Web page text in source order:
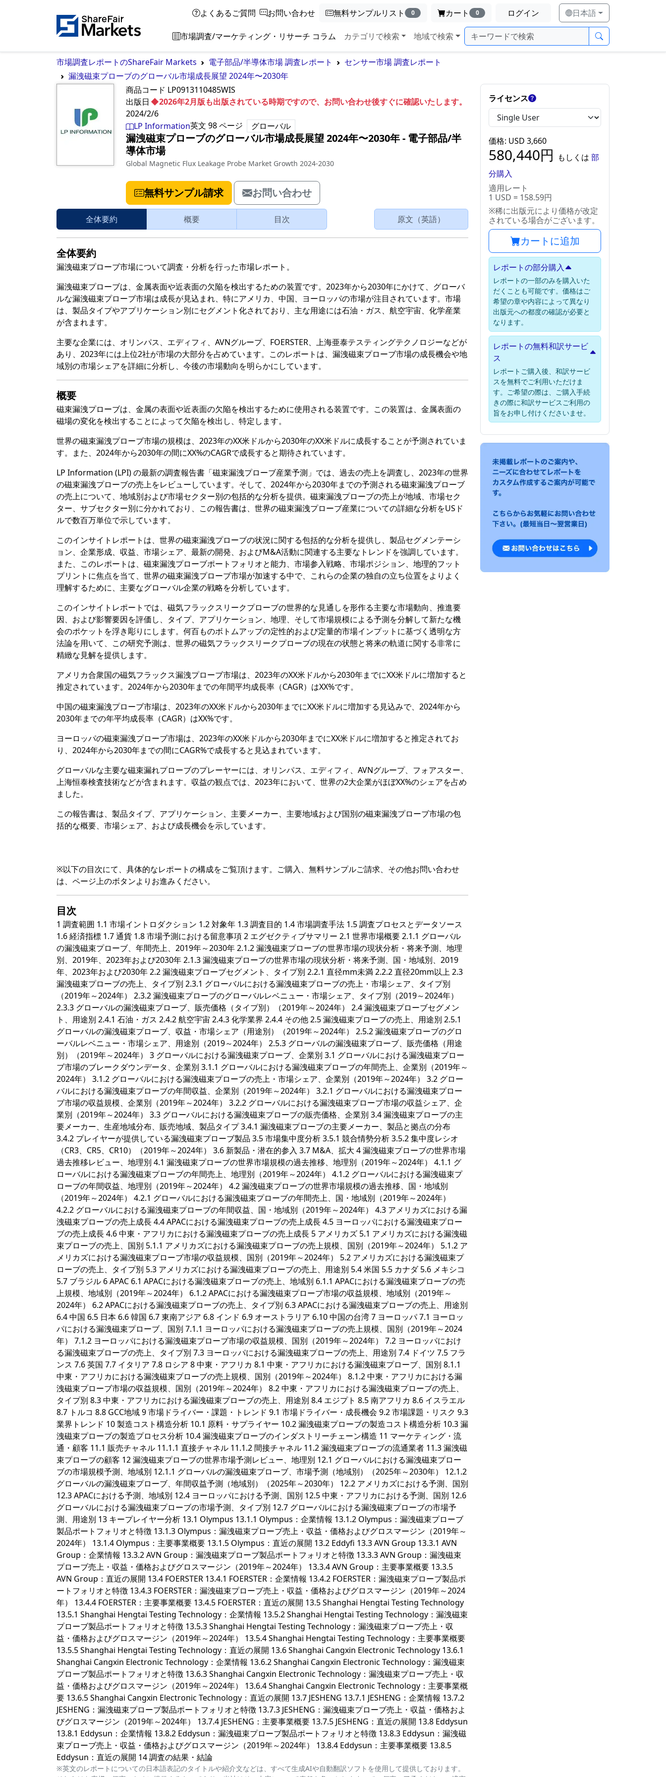
よくあるご質問 お問い合わせ 無料サンプルリスト 0 カート 0 ログイン 日本語
市場調査/マーケティング・リサーチ コラム カテゴリで検索 地域で検索
市場調査レポートのShareFair Markets 電子部品/半導体市場 調査レポート
センサー市場 調査レポート
漏洩磁束プローブのグローバル市場成長展望 2024年〜2030年
商品コード LP0913110485WIS
◆2026年2月版も出版されている時期ですので、お問い合わせ後すぐに確認いたします。
出版日
2024/2/6
LP Information英文 98ページ グローバル
漏洩磁束プローブのグローバル市場成長展望 2024年〜2030年‐ 電子部品/半
導体市場
Global Magnetic Flux Leakage Probe Market Growth 2024-2030
無料サンプル請求 お問い合わせ
全体要約 概要 目次 原文（英語）
全体要約
漏洩磁束プローブ市場について調査・分析を行った市場レポート。
漏洩磁束プローブは、金属表面や近表面の欠陥を検出するための装置です。2023年から2030年にかけて、グローバ
ルな漏洩磁束プローブ市場は成長が見込まれ、特にアメリカ、中国、ヨーロッパの市場が注目されています。市場
は、製品タイプやアプリケーション別にセグメント化されており、主な用途には石油・ガス、航空宇宙、化学産業
が含まれます。
主要な企業には、オリンパス、エディフィ、AVNグループ、FOERSTER、上海亜泰テスティングテクノロジーなどが
あり、2023年には上位2社が市場の大部分を占めています。このレポートは、漏洩磁束プローブ市場の成長機会や地
域別の市場シェアを詳細に分析し、今後の市場動向を明らかにしています。
概要
磁束漏洩プローブは、金属の表面や近表面の欠陥を検出するために使用される装置です。この装置は、金属表面の
磁場の変化を検出することによって欠陥を検出し、特定します。
世界の磁束漏洩プローブ市場の規模は、2023年のXX米ドルから2030年のXX米ドルに成長することが予測されていま
す。また、2024年から2030年の間にXX%のCAGRで成長すると期待されています。
LP Information (LPI) の最新の調査報告書「磁束漏洩プローブ産業予測」では、過去の売上を調査し、2023年の世界
の磁束漏洩プローブの売上をレビューしています。そして、2024年から2030年までの予測される磁束漏洩プローブ
の売上について、地域別および市場セクター別の包括的な分析を提供。磁束漏洩プローブの売上が地域、市場セク
ター、サブセクター別に分かれており、この報告書は、世界の磁束漏洩プローブ産業についての詳細な分析をUSド
ルで数百万単位で示しています。
このインサイトレポートは、世界の磁束漏洩プローブの状況に関する包括的な分析を提供し、製品セグメンテーシ
ョン、企業形成、収益、市場シェア、最新の開発、およびM&A活動に関連する主要なトレンドを強調しています。
また、このレポートは、磁束漏洩プローブポートフォリオと能力、市場参入戦略、市場ポジション、地理的フット
プリントに焦点を当て、世界の磁束漏洩プローブ市場が加速する中で、これらの企業の独自の立ち位置をよりよく
理解するために、主要なグローバル企業の戦略を分析しています。
このインサイトレポートでは、磁気フラックスリークプローブの世界的な見通しを形作る主要な市場動向、推進要
因、および影響要因を評価し、タイプ、アプリケーション、地理、そして市場規模による予測を分解して新たな機
会のポケットを浮き彫りにします。何百ものボトムアップの定性的および定量的市場インプットに基づく透明な方
法論を用いて、この研究予測は、世界の磁気フラックスリークプローブの現在の状態と将来の軌道に関する非常に
精緻な見解を提供します。
アメリカ合衆国の磁気フラックス漏洩プローブ市場は、2023年のXX米ドルから2030年までにXX米ドルに増加すると
推定されています。2024年から2030年までの年間平均成長率（CAGR）はXX%です。
中国の磁束漏洩プローブ市場は、2023年のXX米ドルから2030年までにXX米ドルに増加する見込みで、2024年から
2030年までの年平均成長率（CAGR）はXX%です。
ヨーロッパの磁束漏洩プローブ市場は、2023年のXX米ドルから2030年までにXX米ドルに増加すると推定されてお
り、2024年から2030年までの間にCAGR%で成長すると見込まれています。
グローバルな主要な磁束漏れプローブのプレーヤーには、オリンパス、エディフィ、AVNグループ、フォアスター、
上海恒泰検査技術などが含まれます。収益の観点では、2023年において、世界の2大企業がほぼXX%のシェアを占め
ました。
この報告書は、製品タイプ、アプリケーション、主要メーカー、主要地域および国別の磁束漏洩プローブ市場の包
括的な概要、市場シェア、および成長機会を示しています。
※以下の目次にて、具体的なレポートの構成をご覧頂けます。ご購入、無料サンプルご請求、その他お問い合わせ
は、ページ上のボタンよりお進みください。
目次
1 調査範囲 1.1 市場イントロダクション 1.2 対象年 1.3 調査目的 1.4 市場調査手法 1.5 調査プロセスとデータソース
1.6 経済指標 1.7 通貨 1.8 市場予測における留意事項 2 エグゼクティブサマリー 2.1 世界市場概要 2.1.1 グローバル
の漏洩磁束プローブ、年間売上、2019年～2030年 2.1.2 漏洩磁束プローブの世界市場の現状分析・将来予測、地理
別、2019年、2023年および2030年 2.1.3 漏洩磁束プローブの世界市場の現状分析・将来予測、国・地域別、2019
年、2023年および2030年 2.2 漏洩磁束プローブセグメント、タイプ別 2.2.1 直径mm未満 2.2.2 直径20mm以上 2.3
漏洩磁束プローブの売上、タイプ別 2.3.1 グローバルにおける漏洩磁束プローブの売上・市場シェア、タイプ別
（2019年～2024年） 2.3.2 漏洩磁束プローブのグローバルレベニュー・市場シェア、タイプ別（2019～2024年）
2.3.3 グローバルの漏洩磁束プローブ、販売価格（タイプ別）（2019年～2024年） 2.4 漏洩磁束プローブセグメン
ト、用途別 2.4.1 石油・ガス 2.4.2 航空宇宙 2.4.3 化学業界 2.4.4 その他 2.5 漏洩磁束プローブの売上、用途別 2.5.1
グローバルの漏洩磁束プローブ、収益・市場シェア（用途別）（2019年～2024年） 2.5.2 漏洩磁束プローブのグロ
ーバルレベニュー・市場シェア、用途別（2019～2024年） 2.5.3 グローバルの漏洩磁束プローブ、販売価格（用途
別）（2019年～2024年） 3 グローバルにおける漏洩磁束プローブ、企業別 3.1 グローバルにおける漏洩磁束プロー
ブ市場のブレークダウンデータ、企業別 3.1.1 グローバルにおける漏洩磁束プローブの年間売上、企業別（2019年～
2024年） 3.1.2 グローバルにおける漏洩磁束プローブの売上・市場シェア、企業別（2019年～2024年） 3.2 グロー
バルにおける漏洩磁束プローブの年間収益、企業別（2019年～2024年） 3.2.1 グローバルにおける漏洩磁束プロー
ブ市場の収益規模、企業別（2019年～2024年） 3.2.2 グローバルにおける漏洩磁束プローブ市場の収益シェア、企
業別（2019年～2024年） 3.3 グローバルにおける漏洩磁束プローブの販売価格、企業別 3.4 漏洩磁束プローブの主
要メーカー、生産地域分布、販売地域、製品タイプ 3.4.1 漏洩磁束プローブの主要メーカー、製品と拠点の分布
3.4.2 プレイヤーが提供している漏洩磁束プローブ製品 3.5 市場集中度分析 3.5.1 競合情勢分析 3.5.2 集中度レシオ
（CR3、CR5、CR10）（2019年～2024年） 3.6 新製品・潜在的参入 3.7 M&A、拡大 4 漏洩磁束プローブの世界市場
過去推移レビュー、地理別 4.1 漏洩磁束プローブの世界市場規模の過去推移、地理別（2019年～2024年） 4.1.1 グ
ローバルにおける漏洩磁束プローブの年間売上、地理別（2019年～2024年） 4.1.2 グローバルにおける漏洩磁束プ
ローブの年間収益、地理別（2019年～2024年） 4.2 漏洩磁束プローブの世界市場規模の過去推移、国・地域別
（2019年～2024年） 4.2.1 グローバルにおける漏洩磁束プローブの年間売上、国・地域別（2019年～2024年）
4.2.2 グローバルにおける漏洩磁束プローブの年間収益、国・地域別（2019年～2024年） 4.3 アメリカズにおける漏
洩磁束プローブの売上成長 4.4 APACにおける漏洩磁束プローブの売上成長 4.5 ヨーロッパにおける漏洩磁束プロー
ブの売上成長 4.6 中東・アフリカにおける漏洩磁束プローブの売上成長 5 アメリカズ 5.1 アメリカズにおける漏洩磁
束プローブの売上、国別 5.1.1 アメリカズにおける漏洩磁束プローブの売上規模、国別（2019年～2024年） 5.1.2 ア
メリカズにおける漏洩磁束プローブ市場の収益規模、国別（2019年～2024年） 5.2 アメリカズにおける漏洩磁束プ
ローブの売上、タイプ別 5.3 アメリカズにおける漏洩磁束プローブの売上、用途別 5.4 米国 5.5 カナダ 5.6 メキシコ
5.7 ブラジル 6 APAC 6.1 APACにおける漏洩磁束プローブの売上、地域別 6.1.1 APACにおける漏洩磁束プローブの売
上規模、地域別（2019年～2024年） 6.1.2 APACにおける漏洩磁束プローブ市場の収益規模、地域別（2019年～
2024年） 6.2 APACにおける漏洩磁束プローブの売上、タイプ別 6.3 APACにおける漏洩磁束プローブの売上、用途別
6.4 中国 6.5 日本 6.6 韓国 6.7 東南アジア 6.8 インド 6.9 オーストラリア 6.10 中国の台湾 7 ヨーロッパ 7.1 ヨーロッ
パにおける漏洩磁束プローブ、国別 7.1.1 ヨーロッパにおける漏洩磁束プローブの売上規模、国別（2019年～2024
年） 7.1.2 ヨーロッパにおける漏洩磁束プローブ市場の収益規模、国別（2019年～2024年） 7.2 ヨーロッパにおけ
る漏洩磁束プローブの売上、タイプ別 7.3 ヨーロッパにおける漏洩磁束プローブの売上、用途別 7.4 ドイツ 7.5 フラ
ンス 7.6 英国 7.7 イタリア 7.8 ロシア 8 中東・アフリカ 8.1 中東・アフリカにおける漏洩磁束プローブ、国別 8.1.1
中東・アフリカにおける漏洩磁束プローブの売上規模、国別（2019年～2024年） 8.1.2 中東・アフリカにおける漏
洩磁束プローブ市場の収益規模、国別（2019年～2024年） 8.2 中東・アフリカにおける漏洩磁束プローブの売上、
タイプ別 8.3 中東・アフリカにおける漏洩磁束プローブの売上、用途別 8.4 エジプト 8.5 南アフリカ 8.6 イスラエル
8.7 トルコ 8.8 GCC地域 9 市場ドライバー・課題・トレンド 9.1 市場ドライバー・成長機会 9.2 市場課題・リスク 9.3
業界トレンド 10 製造コスト構造分析 10.1 原料・サプライヤー 10.2 漏洩磁束プローブの製造コスト構造分析 10.3 漏
洩磁束プローブの製造プロセス分析 10.4 漏洩磁束プローブのインダストリーチェーン構造 11 マーケティング・流
通・顧客 11.1 販売チャネル 11.1.1 直接チャネル 11.1.2 間接チャネル 11.2 漏洩磁束プローブの流通業者 11.3 漏洩磁
束プローブの顧客 12 漏洩磁束プローブの世界市場予測レビュー、地理別 12.1 グローバルにおける漏洩磁束プロー
ブの市場規模予測、地域別 12.1.1 グローバルの漏洩磁束プローブ、市場予測（地域別）（2025年～2030年） 12.1.2
グローバルの漏洩磁束プローブ、年間収益予測（地域別）（2025年～2030年） 12.2 アメリカズにおける予測、国別
12.3 APACにおける予測、地域別 12.4 ヨーロッパにおける予測、国別 12.5 中東・アフリカにおける予測、国別 12.6
グローバルにおける漏洩磁束プローブの市場予測、タイプ別 12.7 グローバルにおける漏洩磁束プローブの市場予
測、用途別 13 キープレイヤー分析 13.1 Olympus 13.1.1 Olympus：企業情報 13.1.2 Olympus：漏洩磁束プローブ
製品ポートフォリオと特徴 13.1.3 Olympus：漏洩磁束プローブ売上・収益・価格およびグロスマージン（2019年～
2024年） 13.1.4 Olympus：主要事業概要 13.1.5 Olympus：直近の展開 13.2 Eddyfi 13.3 AVN Group 13.3.1 AVN
Group：企業情報 13.3.2 AVN Group：漏洩磁束プローブ製品ポートフォリオと特徴 13.3.3 AVN Group：漏洩磁束
プローブ売上・収益・価格およびグロスマージン（2019年～2024年） 13.3.4 AVN Group：主要事業概要 13.3.5
AVN Group：直近の展開 13.4 FOERSTER 13.4.1 FOERSTER：企業情報 13.4.2 FOERSTER：漏洩磁束プローブ製品ポ
ートフォリオと特徴 13.4.3 FOERSTER：漏洩磁束プローブ売上・収益・価格およびグロスマージン（2019年～2024
年） 13.4.4 FOERSTER：主要事業概要 13.4.5 FOERSTER：直近の展開 13.5 Shanghai Hengtai Testing Technology
13.5.1 Shanghai Hengtai Testing Technology：企業情報 13.5.2 Shanghai Hengtai Testing Technology：漏洩磁束
プローブ製品ポートフォリオと特徴 13.5.3 Shanghai Hengtai Testing Technology：漏洩磁束プローブ売上・収
益・価格およびグロスマージン（2019年～2024年） 13.5.4 Shanghai Hengtai Testing Technology：主要事業概要
13.5.5 Shanghai Hengtai Testing Technology：直近の展開 13.6 Shanghai Cangxin Electronic Technology 13.6.1
Shanghai Cangxin Electronic Technology：企業情報 13.6.2 Shanghai Cangxin Electronic Technology：漏洩磁束
プローブ製品ポートフォリオと特徴 13.6.3 Shanghai Cangxin Electronic Technology：漏洩磁束プローブ売上・収
益・価格およびグロスマージン（2019年～2024年） 13.6.4 Shanghai Cangxin Electronic Technology：主要事業概
要 13.6.5 Shanghai Cangxin Electronic Technology：直近の展開 13.7 JESHENG 13.7.1 JESHENG：企業情報 13.7.2
JESHENG：漏洩磁束プローブ製品ポートフォリオと特徴 13.7.3 JESHENG：漏洩磁束プローブ売上・収益・価格およ
びグロスマージン（2019年～2024年） 13.7.4 JESHENG：主要事業概要 13.7.5 JESHENG：直近の展開 13.8 Eddysun
13.8.1 Eddysun：企業情報 13.8.2 Eddysun：漏洩磁束プローブ製品ポートフォリオと特徴 13.8.3 Eddysun：漏洩磁
束プローブ売上・収益・価格およびグロスマージン（2019年～2024年） 13.8.4 Eddysun：主要事業概要 13.8.5
Eddysun：直近の展開 14 調査の結果・結論
※英文のレポートについての日本語表記のタイトルや紹介文などは、すべて生成AIや自動翻訳ソフトを使用して提供しております。
ライセンス
価格: USD 3,660
580,440円 もしくは 部
分購入
適用レート
1 USD = 158.59円
※稀に出版元により価格が改定
されている場合がございます。
カートに追加
レポートの部分購入
レポートの一部のみを購入いた
だくことも可能です。価格はご
希望の章や内容によって異なり
出版元への都度の確認が必要と
なります。
レポートの無料和訳サービ
ス
レポートご購入後、和訳サービ
スを無料でご利用いただけま
す。ご希望の際は、ご購入手続
きの際に和訳サービスご利用の
旨をお申し付けくださいませ。